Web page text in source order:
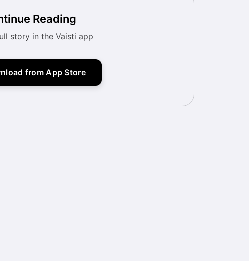
Reading
story in the Vaisti app
from App Store